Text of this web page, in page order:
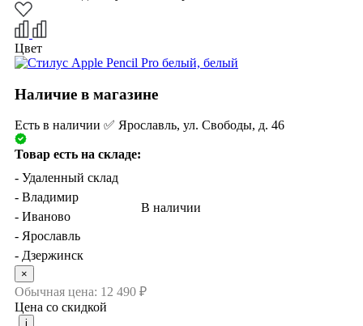
Цвет
Наличие в магазине
Есть в наличии ✅ Ярославль, ул. Свободы, д. 46
Товар есть на складе:
- Удаленный склад
- Владимир
- Иваново
- Ярославль
- Дзержинск
×
В наличии
Обычная цена: 12 490 ₽
Цена со скидкой
i